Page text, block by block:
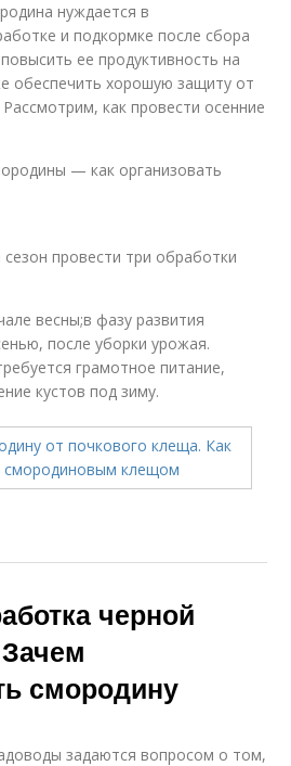
нуждается в
и подкормке после сбора
ее продуктивность на
обеспечить хорошую защиту от
как провести осенние
— как организовать
провести три обработки
весны;в фазу развития
после уборки урожая.
грамотное питание,
кустов под зиму.
черной
смородину
задаются вопросом о том,